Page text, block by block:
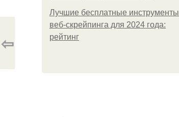
Лучшие бесплатные инструменты
веб-скрейпинга для 2024 года:
рейтинг
⇦